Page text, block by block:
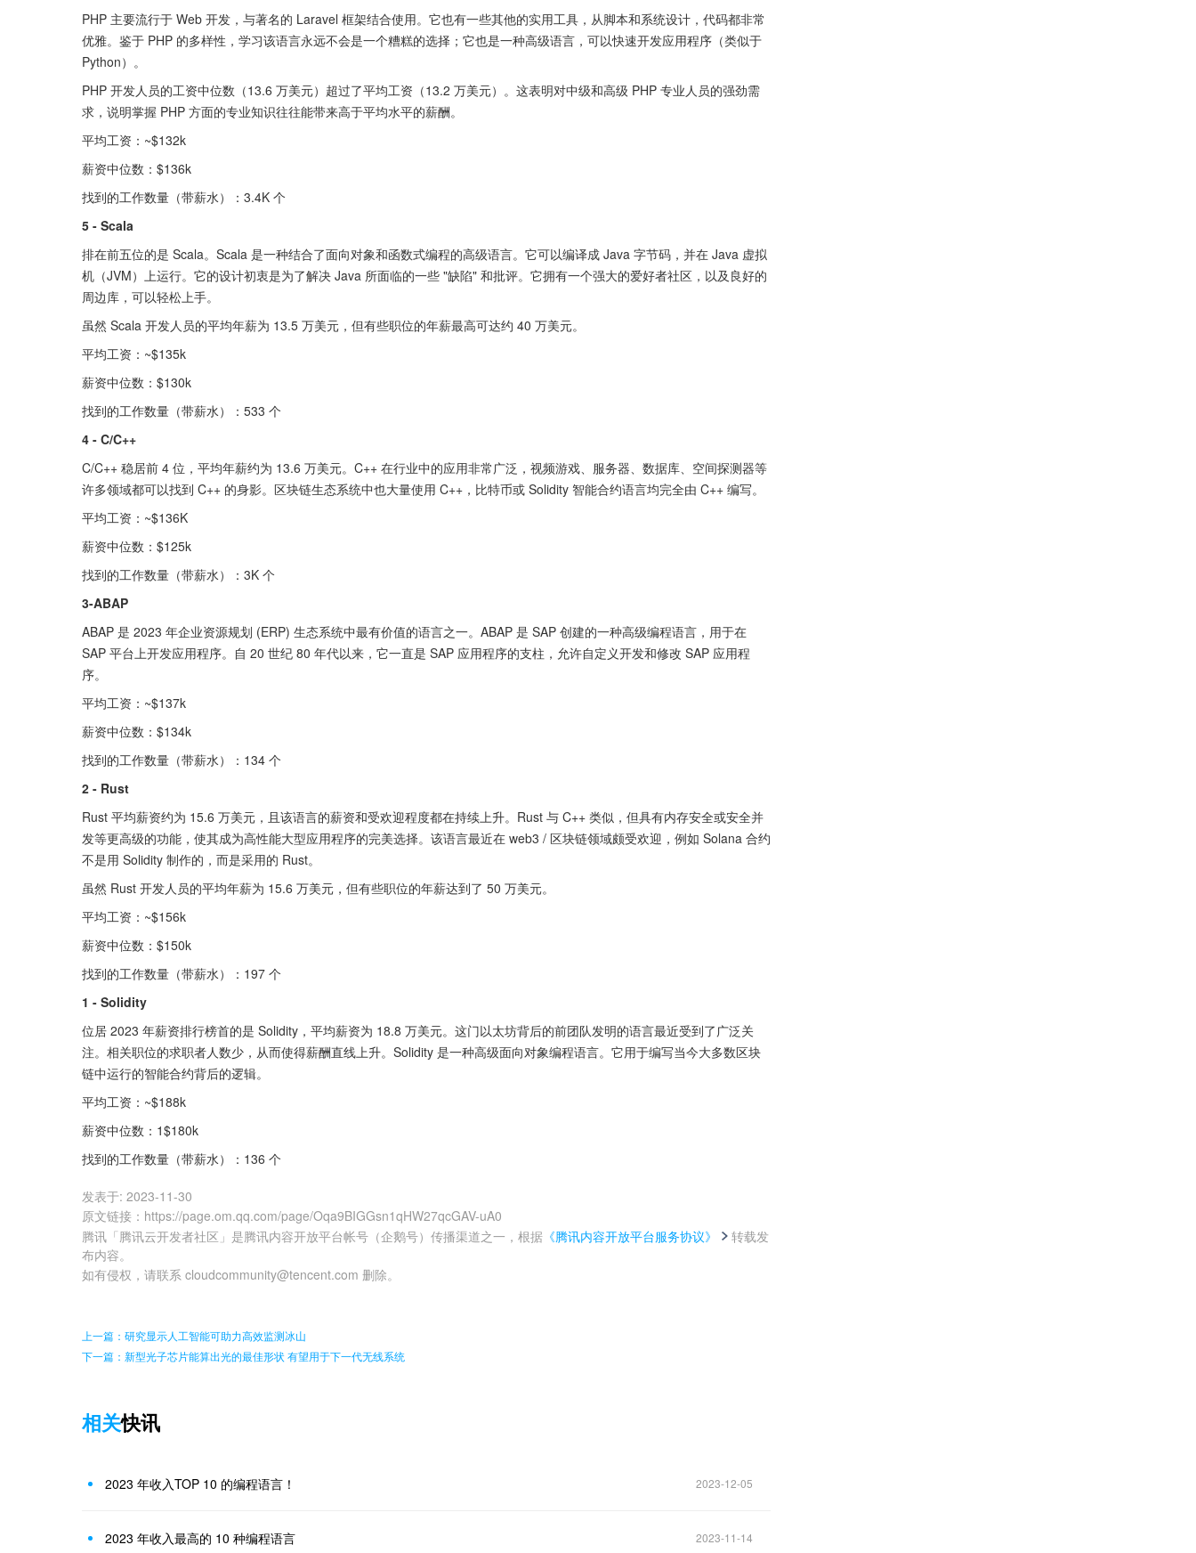
PHP 主要流行于 Web 开发，与著名的 Laravel 框架结合使用。它也有一些其他的实用工具，从脚本和系统设计，代码都非常
优雅。鉴于 PHP 的多样性，学习该语言永远不会是一个糟糕的选择；它也是一种高级语言，可以快速开发应用程序（类似于
Python）。
PHP 开发人员的工资中位数（13.6 万美元）超过了平均工资（13.2 万美元）。这表明对中级和高级 PHP 专业人员的强劲需
求，说明掌握 PHP 方面的专业知识往往能带来高于平均水平的薪酬。
平均工资：~$132k
薪资中位数：$136k
找到的工作数量（带薪水）：3.4K 个
5 - Scala
排在前五位的是 Scala。Scala 是一种结合了面向对象和函数式编程的高级语言。它可以编译成 Java 字节码，并在 Java 虚拟
机（JVM）上运行。它的设计初衷是为了解决 Java 所面临的一些 "缺陷" 和批评。它拥有一个强大的爱好者社区，以及良好的
周边库，可以轻松上手。
虽然 Scala 开发人员的平均年薪为 13.5 万美元，但有些职位的年薪最高可达约 40 万美元。
平均工资：~$135k
薪资中位数：$130k
找到的工作数量（带薪水）：533 个
4 - C/C++
C/C++ 稳居前 4 位，平均年薪约为 13.6 万美元。C++ 在行业中的应用非常广泛，视频游戏、服务器、数据库、空间探测器等
许多领域都可以找到 C++ 的身影。区块链生态系统中也大量使用 C++，比特币或 Solidity 智能合约语言均完全由 C++ 编写。
平均工资：~$136K
薪资中位数：$125k
找到的工作数量（带薪水）：3K 个
3-ABAP
ABAP 是 2023 年企业资源规划 (ERP) 生态系统中最有价值的语言之一。ABAP 是 SAP 创建的一种高级编程语言，用于在
SAP 平台上开发应用程序。自 20 世纪 80 年代以来，它一直是 SAP 应用程序的支柱，允许自定义开发和修改 SAP 应用程
序。
平均工资：~$137k
薪资中位数：$134k
找到的工作数量（带薪水）：134 个
2 - Rust
Rust 平均薪资约为 15.6 万美元，且该语言的薪资和受欢迎程度都在持续上升。Rust 与 C++ 类似，但具有内存安全或安全并
发等更高级的功能，使其成为高性能大型应用程序的完美选择。该语言最近在 web3 / 区块链领域颇受欢迎，例如 Solana 合约
不是用 Solidity 制作的，而是采用的 Rust。
虽然 Rust 开发人员的平均年薪为 15.6 万美元，但有些职位的年薪达到了 50 万美元。
平均工资：~$156k
薪资中位数：$150k
找到的工作数量（带薪水）：197 个
1 - Solidity
位居 2023 年薪资排行榜首的是 Solidity，平均薪资为 18.8 万美元。这门以太坊背后的前团队发明的语言最近受到了广泛关
注。相关职位的求职者人数少，从而使得薪酬直线上升。Solidity 是一种高级面向对象编程语言。它用于编写当今大多数区块
链中运行的智能合约背后的逻辑。
平均工资：~$188k
薪资中位数：1$180k
找到的工作数量（带薪水）：136 个
发表于: 2023-11-30
原文链接 ： https://page.om.qq.com/page/Oqa9BIGGsn1qHW27qcGAV-uA0
腾讯「腾讯云开发者社区」是腾讯内容开放平台帐号（企鹅号）传播渠道之一，根据 《腾讯内容开放平台服务协议》
转载发
布内容。
如有侵权，请联系 cloudcommunity@tencent.com 删除。
上一篇：研究显示人工智能可助力高效监测冰山
下一篇：新型光子芯片能算出光的最佳形状 有望用于下一代无线系统
相关快讯
2023 年收入TOP 10 的编程语言！ 2023-12-05
2023 年收入最高的 10 种编程语言 2023-11-14